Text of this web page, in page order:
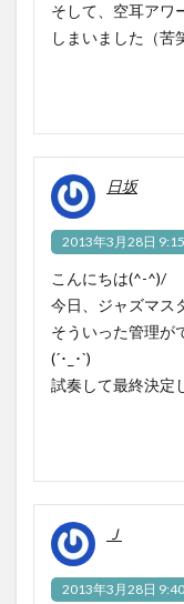
そして、空耳アワ
しまいました（苦
日坂
2013年3月28日
こんにちは(^-^)/
今日、ジャズマス
そういった管理が
(´･_･`)
試奏して最終決定
Ｊ
2013年3月28日